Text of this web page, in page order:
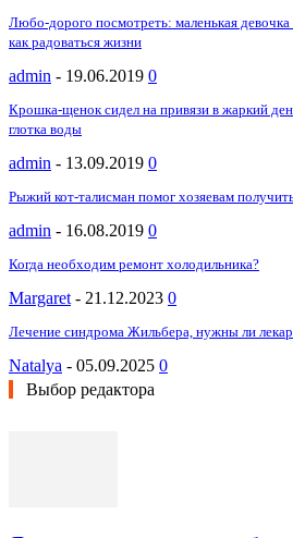
Любо-дорого посмотреть: маленькая
как радоваться жизни
admin - 19.06.2019 0
Крошка-щенок сидел на привязи в жаркий
глотка воды
admin - 13.09.2019 0
Рыжий кот-талисман помог хозяевам
admin - 16.08.2019 0
Когда необходим ремонт холодильника?
Margaret - 21.12.2023 0
Лечение синдрома Жильбера, нужны ли
Natalya - 05.09.2025 0
Выбор редактора